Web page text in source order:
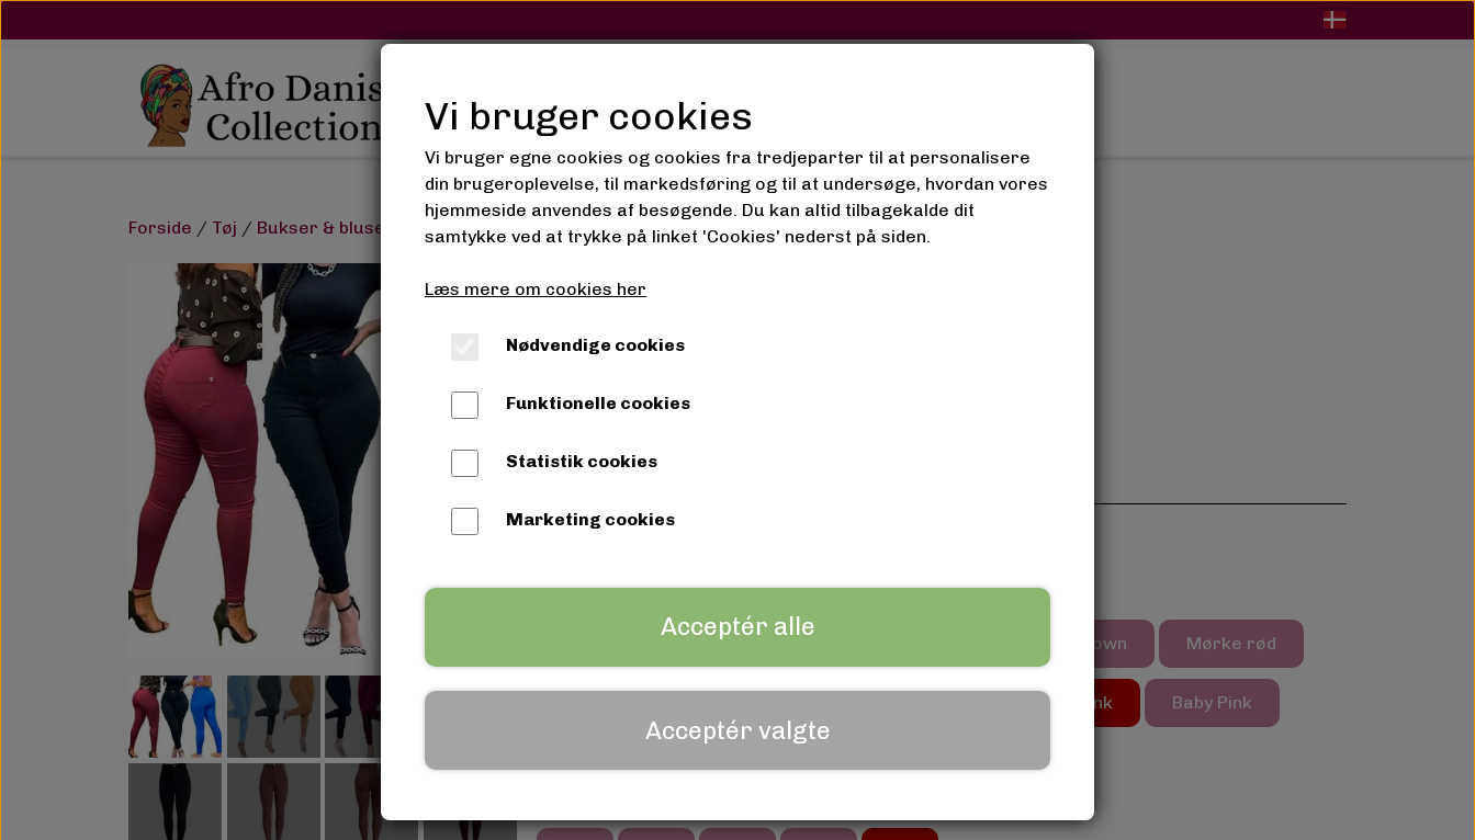
SHOP
Forside Tøj Bukser & bluser Lilong Denim - Stretch bukser
Lilong Denim - Stretch bukser
Pink, 34
Lilong Denim - Stretch bukser
Jungle Green Brown Mørke rød
Pink Baby Pink
Vi bruger cookies
Vi bruger egne cookies og cookies fra tredjeparter til at personalisere
din brugeroplevelse, til markedsføring og til at undersøge, hvordan vores
hjemmeside anvendes af besøgende. Du kan altid tilbagekalde dit
samtykke ved at trykke på linket 'Cookies' nederst på siden.
Læs mere om cookies her
Nødvendige cookies
Funktionelle cookies
Statistik cookies
Marketing cookies
Acceptér alle
Acceptér valgte